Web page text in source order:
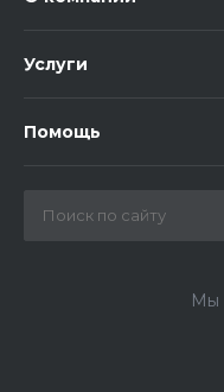
Услуги
Помощь
Мы